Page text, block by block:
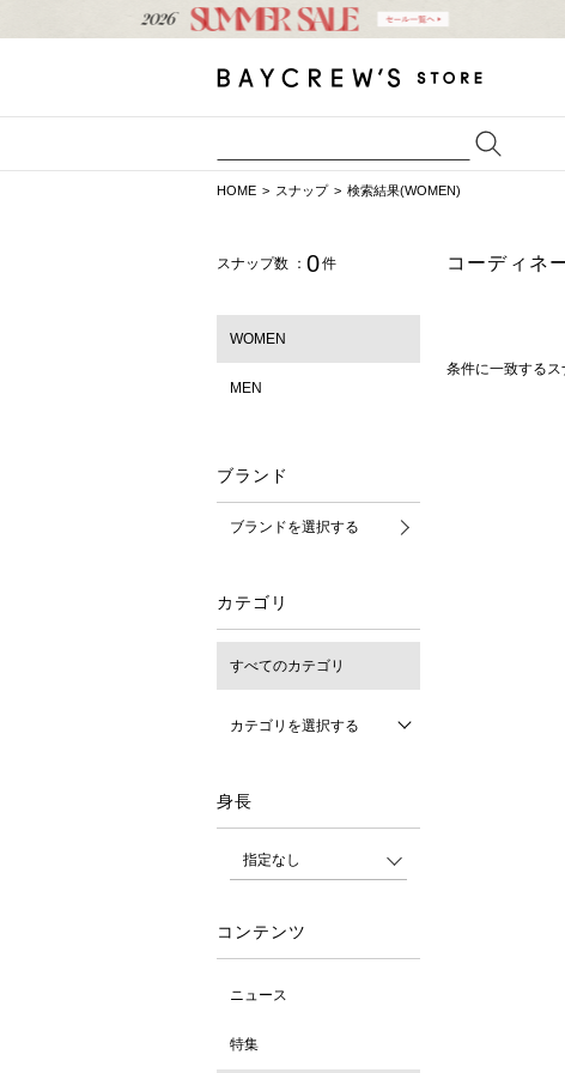
HOME スナップ 検索結果(WOMEN)
スナップ数 ： 0件
WOMEN
MEN
ブランド
ブランドを選択する
カテゴリ
すべてのカテゴリ
カテゴリを選択する
身長
コンテンツ
ニュース
特集
コーディネ
条件に一致するス